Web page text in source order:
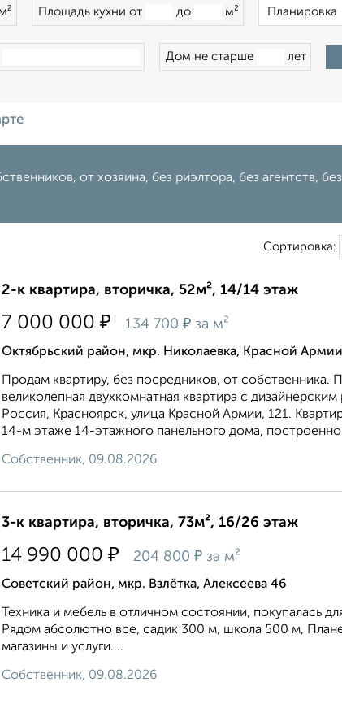
м² Площадь кухни от до м²
Дом не старше лет
от хозяина, без риэлтора, без агентств,
Сортировка:
2-к квартира, вторичка, 52м², 14/14 этаж
7 000 000 ₽ 134 700 ₽ за м²
Октябрьский район, мкр. Николаевка, Красной
Продам квартиру, без посредников, от собственника.
великолепная двухкомнатная квартира с
Россия, Красноярск, улица Красной Армии, 121.
14-м этаже 14-этажного панельного дома,
Собственник, 09.08.2026
3-к квартира, вторичка, 73м², 16/26 этаж
14 990 000 ₽ 204 800 ₽ за м²
Советский район, мкр. Взлётка, Алексеева 46
Техника и мебель в отличном состоянии, покупалась
Рядом абсолютно все, садик 300 м, школа 500 м,
магазины и услуги....
Собственник, 09.08.2026